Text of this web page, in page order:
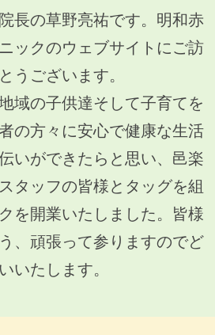
長の草野亮祐です。明和赤
ックのウェブサイトにご訪
うございます。
域の子供達そして子育てを
の方々に安心で健康な生活
いができたらと思い、邑楽
タッフの皆様とタッグを組
を開業いたしました。皆様
、頑張って参りますのでど
いたします。